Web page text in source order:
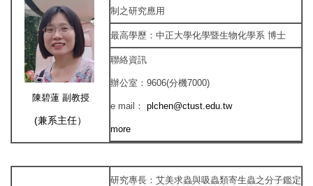
陳碧蓮 副教授
(兼系主任）
制之研究應用
最高學歷： 中正大學化學暨生物化學系 博士
聯絡資訊
辦公室： 9606(分機7000)
e mail ： plchen@ctust.edu.tw
more
研究專長 ： 艾美求蟲與吸蟲類寄生蟲之分子鑑定